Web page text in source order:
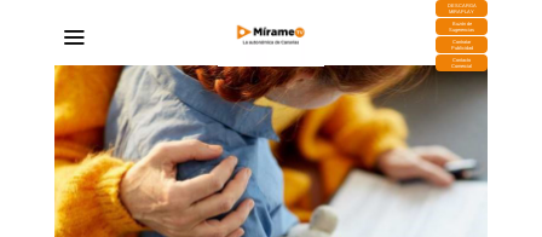
DESCARGA
MIRAPLAY
Buzón de
Sugerencias
Contratar
Publicidad
Contacto
Comercial